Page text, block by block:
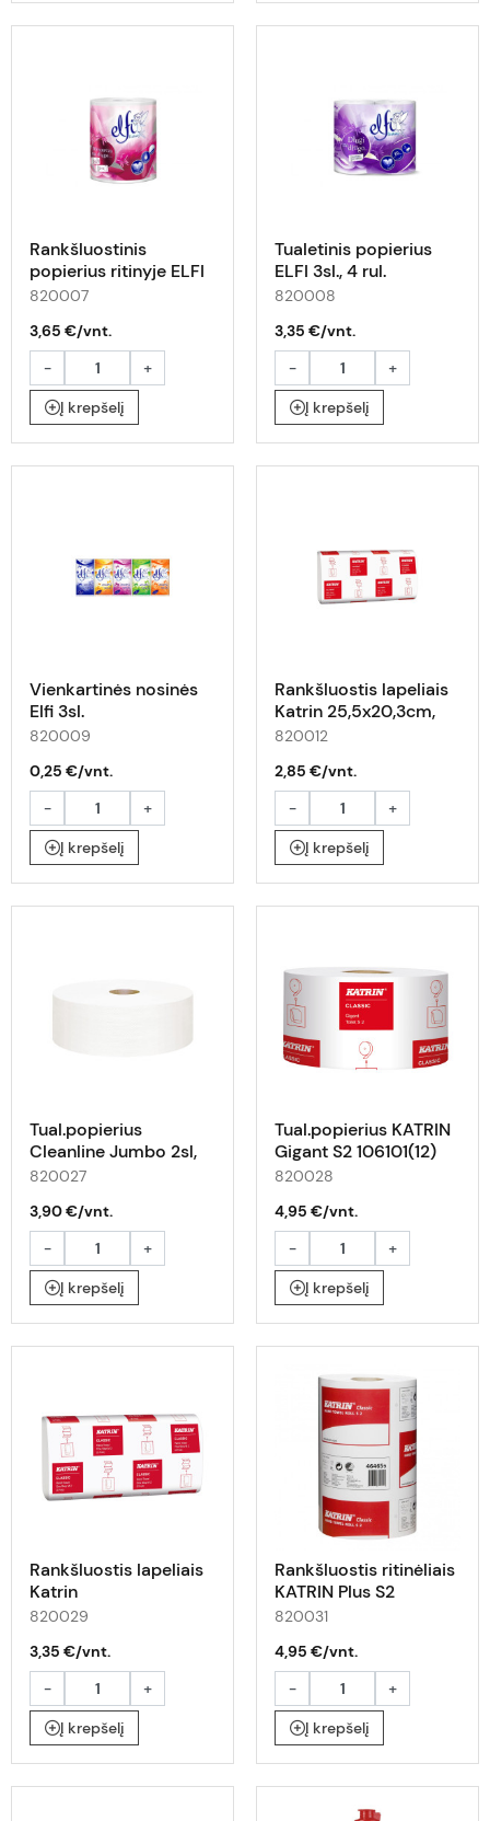
Rankšluostinis
popierius ritinyje ELFI
300l, 60m
820007
3,65 €/vnt.
-
+
Į krepšelį
Tualetinis popierius
ELFI 3sl., 4 rul.
820008
3,35 €/vnt.
-
+
Į krepšelį
Vienkartinės nosinės
Elfi 3sl.
820009
0,25 €/vnt.
-
+
Į krepšelį
Rankšluostis lapeliais
Katrin 25,5x20,3cm,
2sl.,140lap.
820012
2,85 €/vnt.
-
+
Į krepšelį
Tual.popierius
Cleanline Jumbo 2sl,
150m(12)
820027
3,90 €/vnt.
-
+
Į krepšelį
Tual.popierius KATRIN
Gigant S2 106101(12)
820028
4,95 €/vnt.
-
+
Į krepšelį
Rankšluostis lapeliais
Katrin
25x23,5cm.,2sl.,144lap.
820029
3,35 €/vnt.
-
+
Į krepšelį
Rankšluostis ritinėliais
KATRIN Plus S2
3389K(12),97494
820031
4,95 €/vnt.
-
+
Į krepšelį